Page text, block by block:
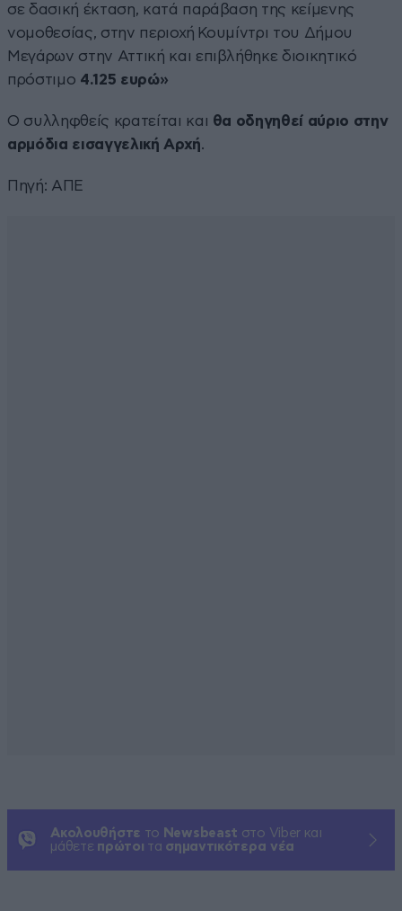
σε δασική έκταση, κατά παράβαση της κείμενης
νομοθεσίας, στην περιοχή Κουμίντρι του Δήμου
Μεγάρων στην Αττική και επιβλήθηκε διοικητικό
πρόστιμο 4.125 ευρώ»
Ο συλληφθείς κρατείται και θα οδηγηθεί αύριο στην
αρμόδια εισαγγελική Αρχή.
Πηγή: ΑΠΕ
Ακολουθήστε το Newsbeast στο Viber και
μάθετε πρώτοι τα σημαντικότερα νέα